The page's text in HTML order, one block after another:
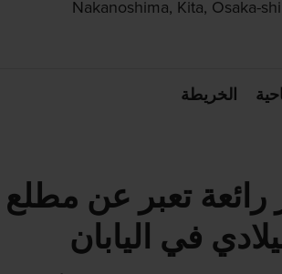
الخريطة
رائعة تعبر عن
في اليابان